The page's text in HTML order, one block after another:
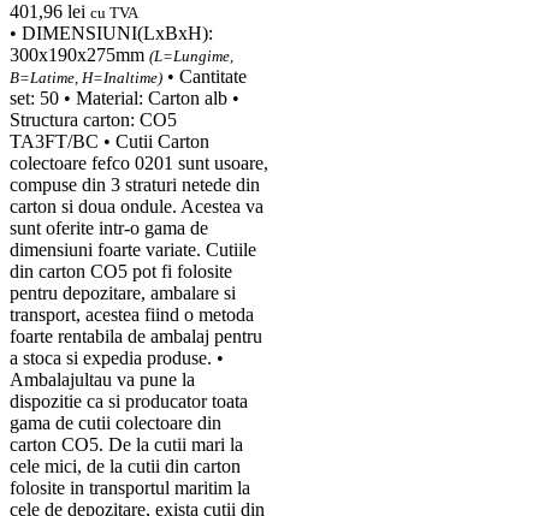
401,96 lei cu TVA
• DIMENSIUNI(LxBxH):
300x190x275mm (L=Lungime,
B=Latime, H=Inaltime) • Cantitate
set: 50 • Material: Carton alb •
Structura carton: CO5
TA3FT/BC • Cutii Carton
colectoare fefco 0201 sunt usoare,
compuse din 3 straturi netede din
carton si doua ondule. Acestea va
sunt oferite intr-o gama de
dimensiuni foarte variate. Cutiile
din carton CO5 pot fi folosite
pentru depozitare, ambalare si
transport, acestea fiind o metoda
foarte rentabila de ambalaj pentru
a stoca si expedia produse. •
Ambalajultau va pune la
dispozitie ca si producator toata
gama de cutii colectoare din
carton CO5. De la cutii mari la
cele mici, de la cutii din carton
folosite in transportul maritim la
cele de depozitare, exista cutii din